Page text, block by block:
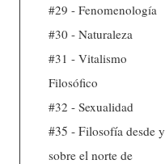
#29 - Fenomenología
#30 - Naturaleza
#31 - Vitalismo
Filosófico
#32 - Sexualidad
#35 - Filosofía desde y
sobre el norte de